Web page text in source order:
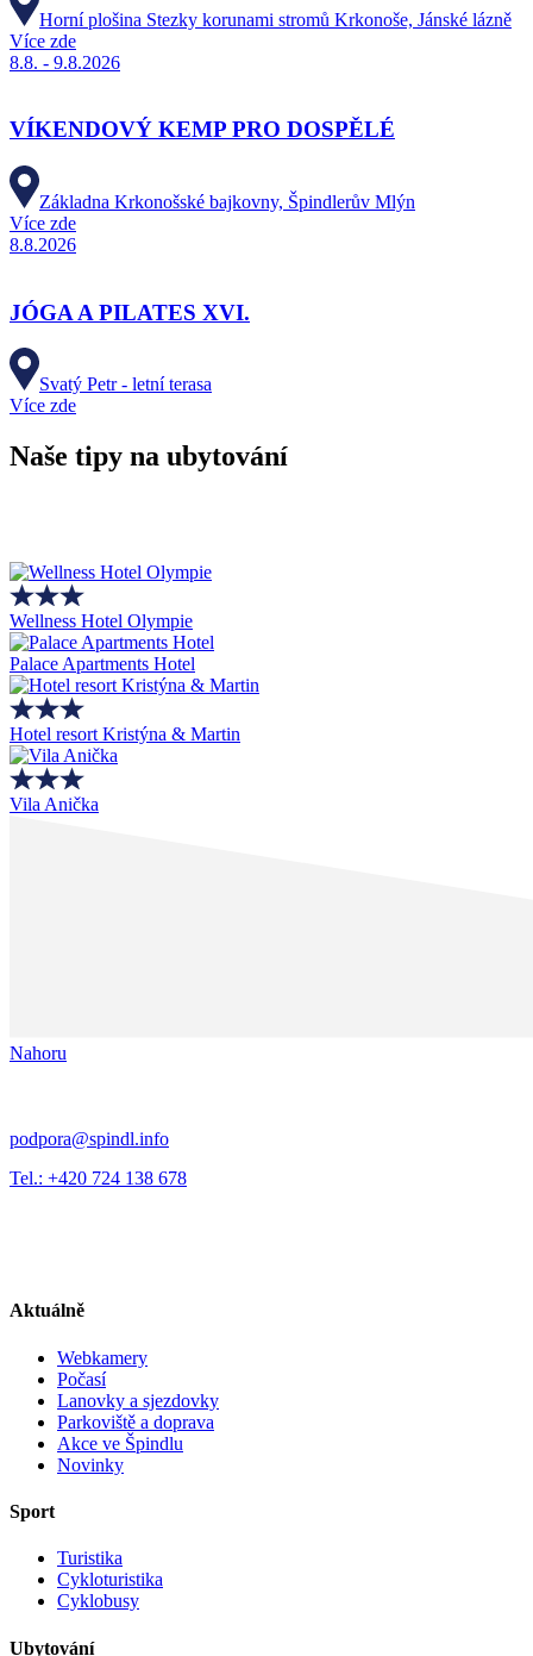
Horní plošina Stezky korunami stromů Krkonoše, Jánské lázně
Více zde
8.8. - 9.8.2026
VÍKENDOVÝ KEMP PRO DOSPĚLÉ
Základna Krkonošské bajkovny, Špindlerův Mlýn
Více zde
8.8.2026
JÓGA A PILATES XVI.
Svatý Petr - letní terasa
Více zde
Naše tipy na ubytování
Wellness Hotel Olympie
Palace Apartments Hotel
Hotel resort Kristýna & Martin
Vila Anička
Nahoru
podpora@spindl.info
Tel.: +420 724 138 678
Aktuálně
Webkamery
Počasí
Lanovky a sjezdovky
Parkoviště a doprava
Akce ve Špindlu
Novinky
Sport
Turistika
Cykloturistika
Cyklobusy
Ubytování